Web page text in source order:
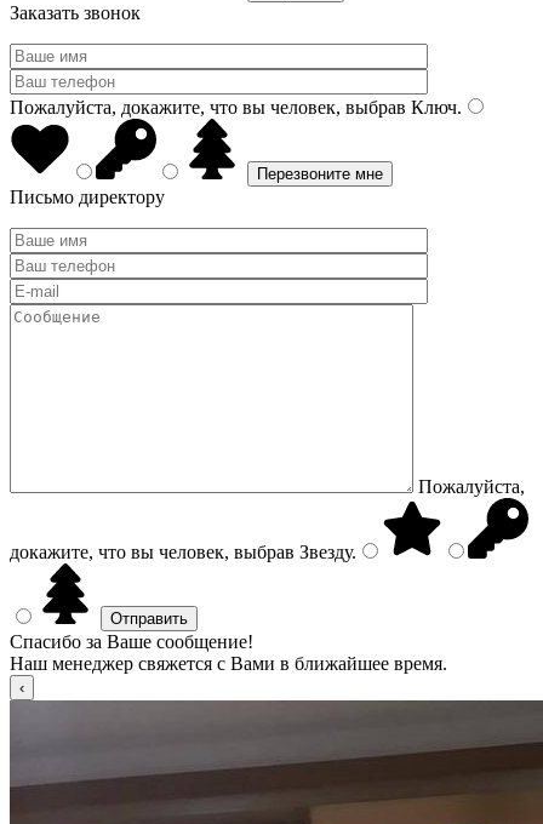
Заказать звонок
Пожалуйста, докажите, что вы человек, выбрав Ключ.
Письмо директору
Пожалуйста,
докажите, что вы человек, выбрав Звезду.
Спасибо за Ваше сообщение!
Наш менеджер свяжется с Вами в ближайшее время.